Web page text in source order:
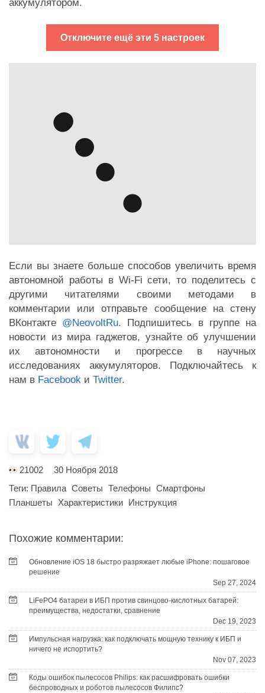
аккумулятором.
Отключите ещё эти 5 настроек
Если вы знаете больше способов увеличить время
автономной работы в Wi-Fi сети, то поделитесь с
другими читателями своими методами в
комментарии или отправьте сообщение на стену
ВКонтакте @NeovoltRu. Подпишитесь в группе на
новости из мира гаджетов, узнайте об улучшении
их автономности и прогрессе в научных
исследованиях аккумуляторов. Подключайтесь к
нам в Facebook и Twitter.
21002
30 Ноября 2018
Теги: Правила Советы Телефоны Смартфоны
Планшеты
Характеристики Инструкция
Похожие комментарии:
Обновление iOS 18 быстро разряжает любые iPhone: пошаговое
решение
Sep 27, 2024
LiFePO4 батареи в ИБП против свинцово-кислотных батарей:
преимущества, недостатки, сравнение
Dec 19, 2023
Импульсная нагрузка: как подключать мощную технику к ИБП и
ничего не испортить?
Nov 07, 2023
Коды ошибок пылесосов Philips: как расшифровать ошибки
беспроводных и роботов пылесосов Филипс?